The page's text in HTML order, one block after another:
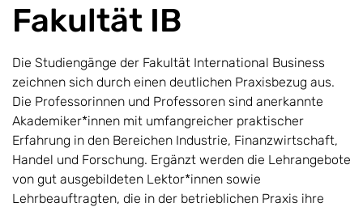
Fakultät IB
Die Studiengänge der Fakultät International Business
zeichnen sich durch einen deutlichen Praxisbezug aus.
Die Professorinnen und Professoren sind anerkannte
Akademiker*innen mit umfangreicher praktischer
Erfahrung in den Bereichen Industrie, Finanzwirtschaft,
Handel und Forschung. Ergänzt werden die Lehrangebote
von gut ausgebildeten Lektor*innen sowie
Lehrbeauftragten, die in der betrieblichen Praxis ihre